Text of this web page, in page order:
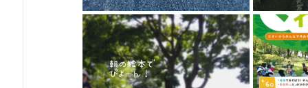
夜カフェ